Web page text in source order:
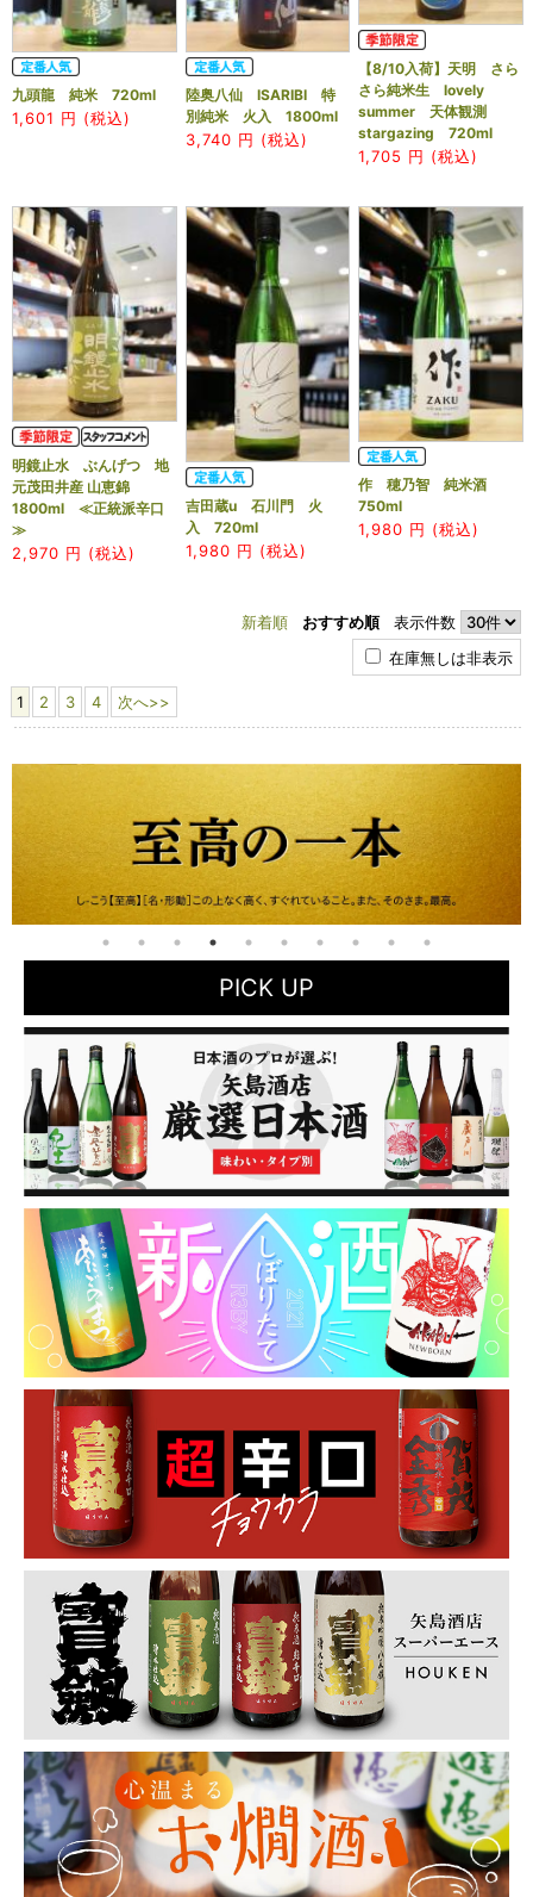
九頭龍 純米 720ml
1,601 円 (税込)
陸奥八仙 ISARIBI 特
別純米 火入 1800ml
3,740 円 (税込)
【8/10入荷】天明 さら
さら純米生 lovely
summer 天体観測
stargazing 720ml
1,705 円 (税込)
明鏡止水 ぶんげつ 地
元茂田井産 山恵錦
1800ml ≪正統派辛口
≫
2,970 円 (税込)
吉田蔵u 石川門 火
入 720ml
1,980 円 (税込)
作 穂乃智 純米酒
750ml
1,980 円 (税込)
新着順 おすすめ順表示件数
在庫無しは非表示
1 2 3 4 次へ>>
PICK UP